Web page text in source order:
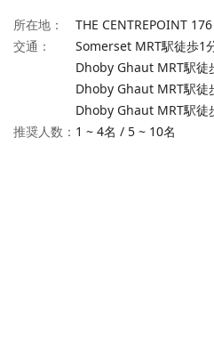
所在地 ： THE CENTREPOINT
交通 ：
Somerset MRT駅徒歩
Dhoby Ghaut MRT駅
Dhoby Ghaut MRT駅
Dhoby Ghaut MRT駅
推奨人数： 1 ~ 4名 / 5 ~ 10名